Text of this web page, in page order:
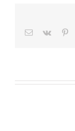
Tumblr
Pinterest
Vk
Email